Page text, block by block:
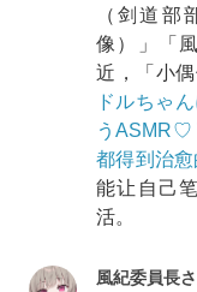
（剑道部
像）」「
近，「小
ドルちゃ
うASMR♡
都得到治
能让自己
活。
風紀委員長